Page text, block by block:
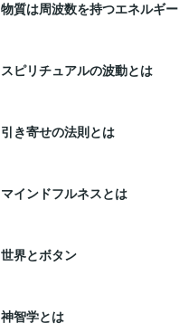
物質は周波数を持つエネルギー
スピリチュアルの波動とは
引き寄せの法則とは
マインドフルネスとは
世界とボタン
神智学とは